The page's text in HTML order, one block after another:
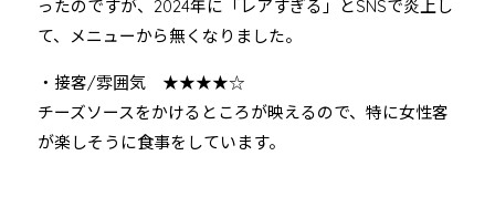
ったのですが、2024年に「レアすぎる」とSNSで炎上し
て、メニューから無くなりました。
・接客/雰囲気 ★★★★☆
チーズソースをかけるところが映えるので、特に女性客
が楽しそうに食事をしています。